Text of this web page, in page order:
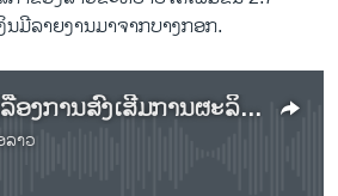
ນມີລາຍງານມາຈາກບາງກອກ.
ເຊີນຟັງລາຍງານເລື້ອງການສົ່ງເສີມການຜະລິດກະສິກໍາໃນລາວ
ລາວ
source currently available